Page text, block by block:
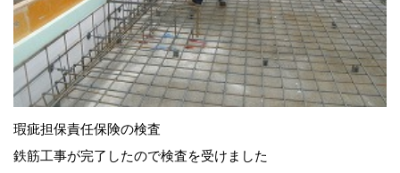
瑕疵担保責任保険の検査
鉄筋工事が完了したので検査を受けました